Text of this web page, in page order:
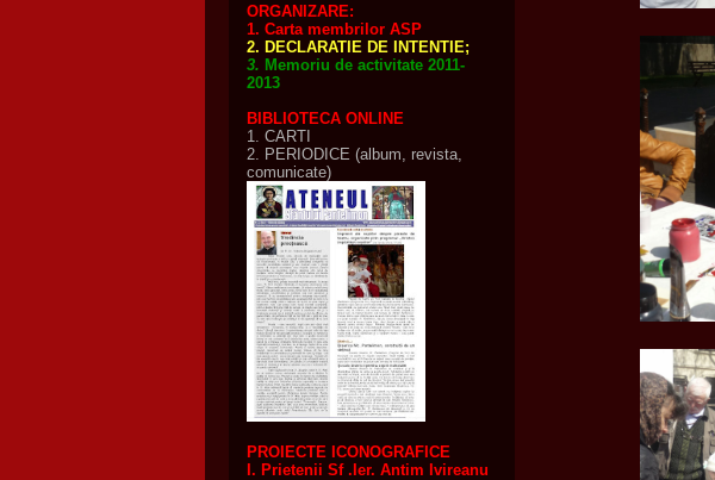
ORGANIZARE:
1. Carta membrilor ASP
2. DECLARATIE DE INTENTIE;
3. Memoriu de activitate 2011-
2013
BIBLIOTECA ONLINE
1. CARTI
2. PERIODICE (album, revista,
comunicate)
PROIECTE ICONOGRAFICE
I. Prietenii Sf .Ier. Antim Ivireanu